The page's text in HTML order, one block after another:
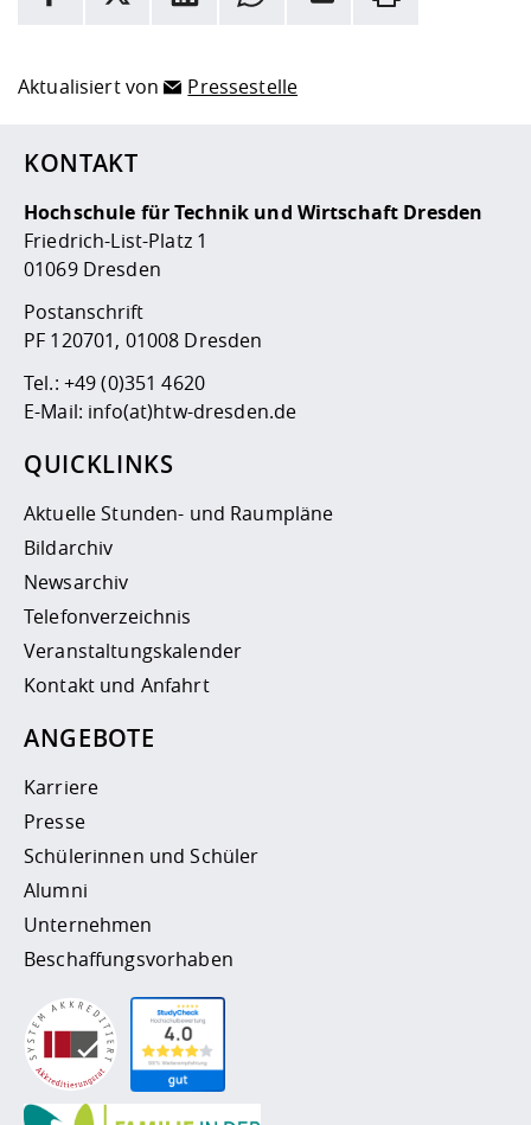
Hier stehen weitere Informationen und ein Link zur
Aktualisiert von Pressestelle
KONTAKT
Hochschule für Technik und Wirtschaft Dresden
Friedrich-List-Platz 1
01069 Dresden
Postanschrift
PF 120701, 01008 Dresden
Tel.: +49 (0)351 4620
E-Mail: info(at)htw-dresden.de
QUICKLINKS
Aktuelle Stunden- und Raumpläne
Bildarchiv
Newsarchiv
Telefonverzeichnis
Veranstaltungskalender
Kontakt und Anfahrt
ANGEBOTE
Karriere
Presse
Schülerinnen und Schüler
Alumni
Unternehmen
Beschaffungsvorhaben